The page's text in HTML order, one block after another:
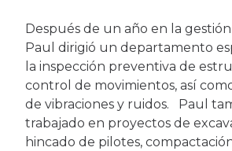
Después de un año en la
Paul dirigió un departamento
la inspección preventiva de
control de movimientos, así
de vibraciones y ruidos. Paul
trabajado en proyectos de
hincado de pilotes,